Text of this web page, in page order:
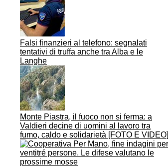
Falsi finanzieri al telefono: segnalati
tentativi di truffa anche tra Alba e le
Langhe
Monte Piastra, il fuoco non si ferma: a
Valdieri decine di uomini al lavoro tra
fumo, caldo e solidarietà [FOTO E VIDEO]